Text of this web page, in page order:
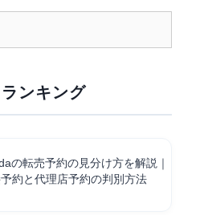
ンキング
の転売予約の見分け方を解説｜
約と代理店予約の判別方法